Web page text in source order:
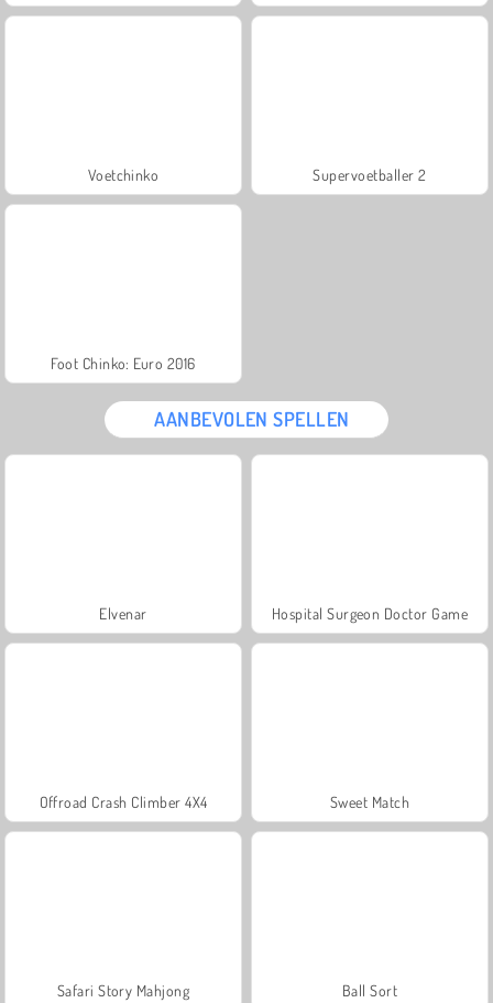
Voetchinko Supervoetballer 2
Foot Chinko: Euro 2016
AANBEVOLEN SPELLEN
Elvenar Hospital Surgeon Doctor Game
Offroad Crash Climber 4X4 Sweet Match
Safari Story Mahjong Ball Sort